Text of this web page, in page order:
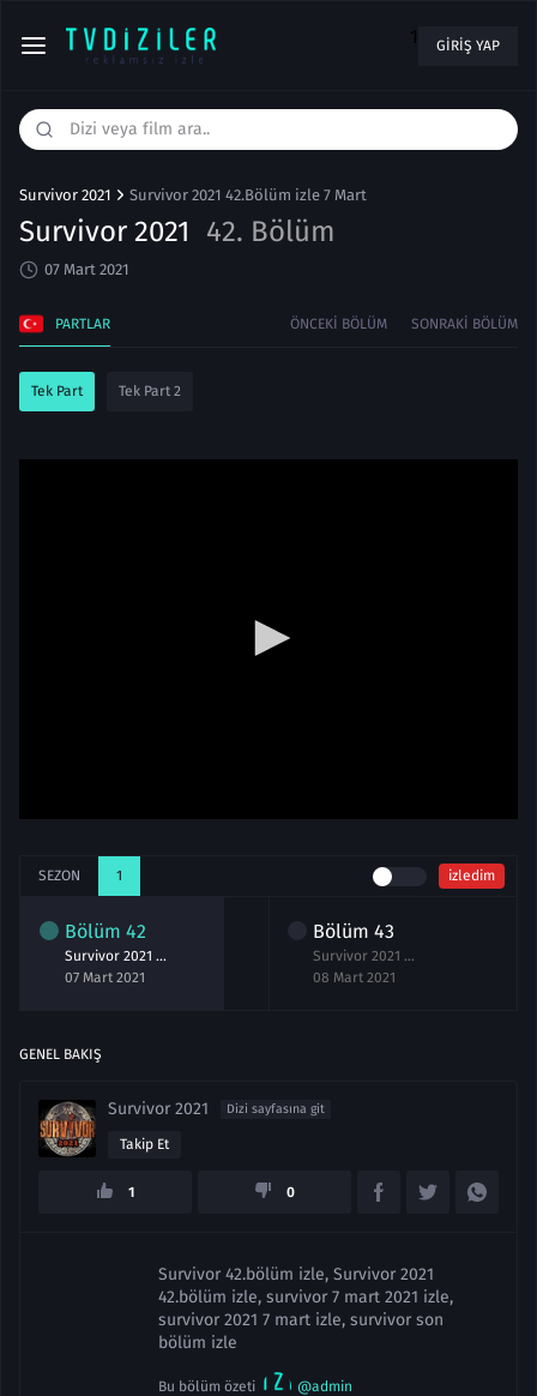
1 GIRIŞ YAP
Survivor 2021 Survivor 2021 42.Bölüm izle 7 Mart
Survivor 2021 42. Bölüm
07 Mart 2021
PARTLAR ÖNCEKI BÖLÜM SONRAKI BÖLÜM
Tek Part Tek Part 2
SEZON 1 izledim
Bölüm 42
Survivor 2021 42.Bölüm izle 7 Mart
07 Mart 2021
Bölüm 43
Survivor 2021 43.Bölüm izle 8 Mart
08 Mart 2021
GENEL BAKIŞ
Survivor 2021 Dizi sayfasına git
Takip Et
1 0
Survivor 42.bölüm izle, Survivor 2021
42.bölüm izle, survivor 7 mart 2021 izle,
survivor 2021 7 mart izle, survivor son
bölüm izle
Bu bölüm özeti
@admin